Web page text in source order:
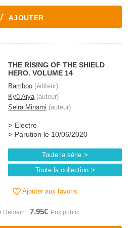
AJOUTER
THE RISING OF THE SHIELD
HERO. VOLUME 14
Bamboo (éditeur)
Kyû Aiya(auteur)
Seira Minami (auteur)
Electre
Parution le 10/06/2020
Toute la série
Toute la collection
Ajouter aux favoris
7.95€